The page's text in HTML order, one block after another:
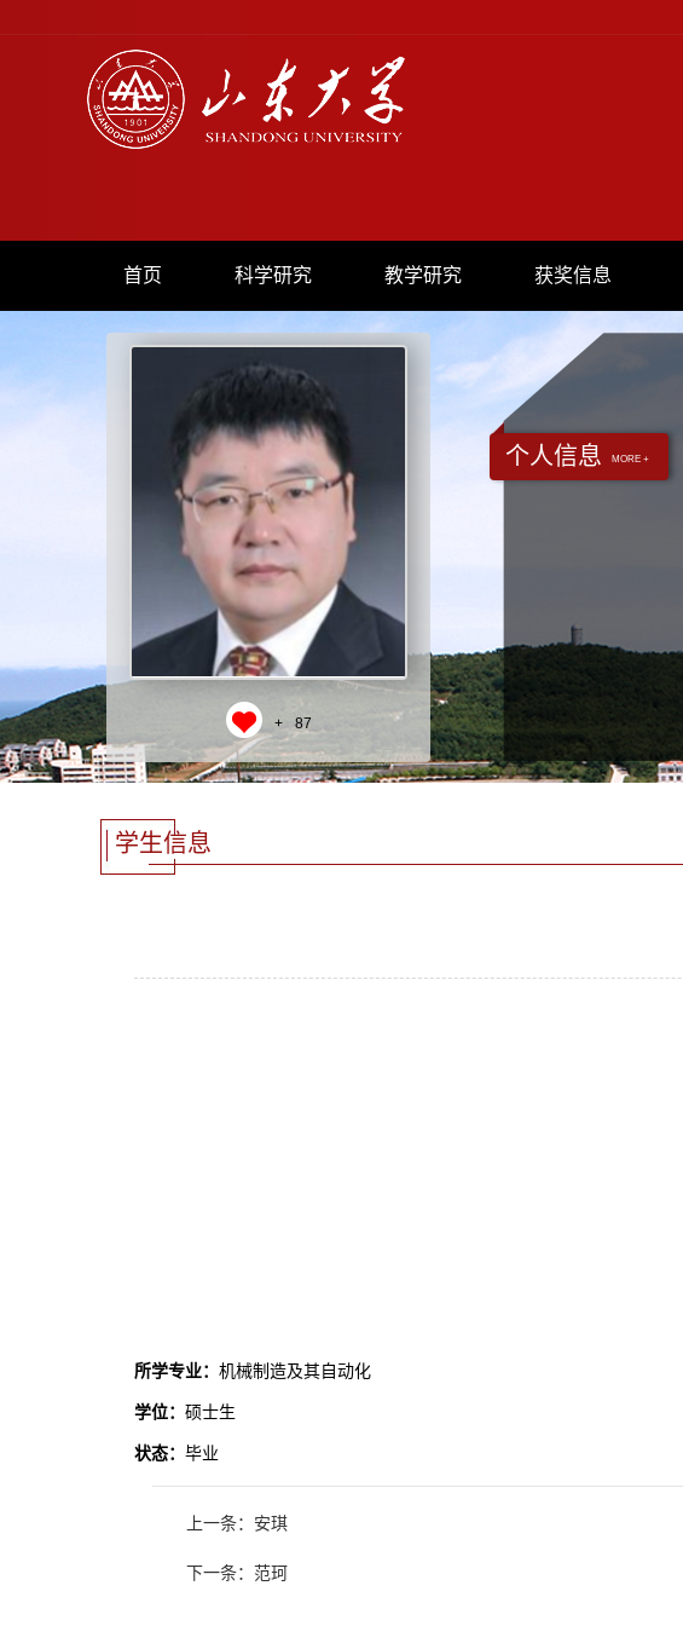
首页 科学研究 教学研究 获奖信息
+ 87
个人信息 MORE +
学生信息
所学专业： 机械制造及其自动化
学位： 硕士生
状态： 毕业
上一条：安琪
下一条：范珂